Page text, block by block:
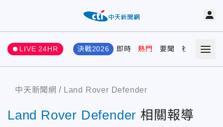
LIVE 24HR 決戰2026 即時 熱門 要聞 社會 娛樂
中天新聞網 Land Rover Defender
Land Rover Defender 相關報導